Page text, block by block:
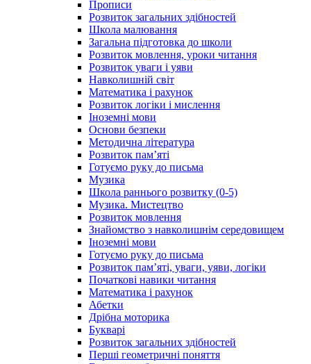
Прописи
Розвиток загальних здібностей
Школа малювання
Загальна підготовка до школи
Розвиток мовлення, уроки читання
Розвиток уваги і уяви
Навколишній світ
Математика і рахунок
Розвиток логіки і мислення
Іноземні мови
Основи безпеки
Методична література
Розвиток пам’яті
Готуємо руку до письма
Музика
Школа раннього розвитку (0-5)
Музика. Мистецтво
Розвиток мовлення
Знайомство з навколишнім середовищем
Іноземні мови
Готуємо руку до письма
Розвиток пам’яті, уваги, уяви, логіки
Початкові навики читання
Математика і рахунок
Абетки
Дрібна моторика
Букварі
Розвиток загальних здібностей
Перші геометричні поняття